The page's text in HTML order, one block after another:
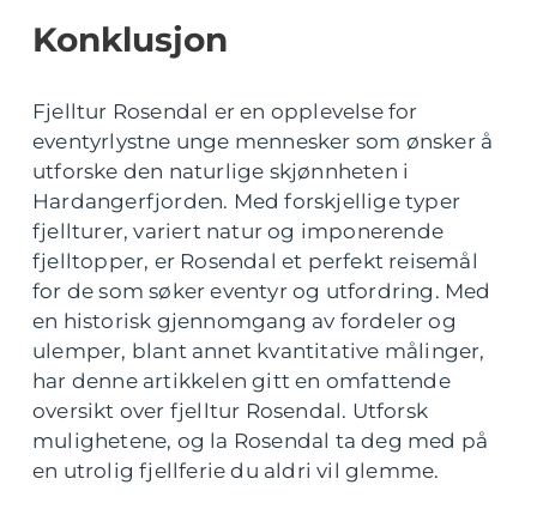
Konklusjon
Fjelltur Rosendal er en opplevelse for
eventyrlystne unge mennesker som ønsker å
utforske den naturlige skjønnheten i
Hardangerfjorden. Med forskjellige typer
fjellturer, variert natur og imponerende
fjelltopper, er Rosendal et perfekt reisemål
for de som søker eventyr og utfordring. Med
en historisk gjennomgang av fordeler og
ulemper, blant annet kvantitative målinger,
har denne artikkelen gitt en omfattende
oversikt over fjelltur Rosendal. Utforsk
mulighetene, og la Rosendal ta deg med på
en utrolig fjellferie du aldri vil glemme.